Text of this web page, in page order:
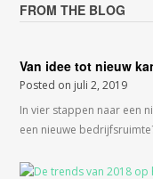
FROM THE BLOG
Van idee tot nieuw
Posted on juli 2, 2019
In vier stappen naar een
een nieuwe